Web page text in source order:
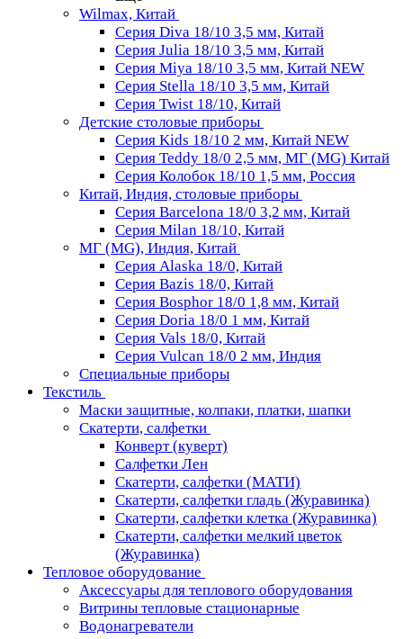
Wilmax, Китай
Серия Diva 18/10 3,5 мм, Китай
Серия Julia 18/10 3,5 мм, Китай
Серия Miya 18/10 3,5 мм, Китай NEW
Серия Stella 18/10 3,5 мм, Китай
Серия Twist 18/10, Китай
Детские столовые приборы
Серия Kids 18/10 2 мм, Китай NEW
Серия Teddy 18/0 2,5 мм, МГ (MG) Китай
Серия Колобок 18/10 1,5 мм, Россия
Китай, Индия, столовые приборы
Серия Barcelona 18/0 3,2 мм, Китай
Серия Milan 18/10, Китай
МГ (MG), Индия, Китай
Серия Alaska 18/0, Китай
Серия Bazis 18/0, Китай
Серия Bosphor 18/0 1,8 мм, Китай
Серия Doria 18/0 1 мм, Китай
Серия Vals 18/0, Китай
Серия Vulcan 18/0 2 мм, Индия
Специальные приборы
Текстиль
Маски защитные, колпаки, платки, шапки
Скатерти, салфетки
Конверт (куверт)
Салфетки Лен
Скатерти, салфетки (МАТИ)
Скатерти, салфетки гладь (Журавинка)
Скатерти, салфетки клетка (Журавинка)
Скатерти, салфетки мелкий цветок
(Журавинка)
Тепловое оборудование
Аксессуары для теплового оборудования
Витрины тепловые стационарные
Водонагреватели